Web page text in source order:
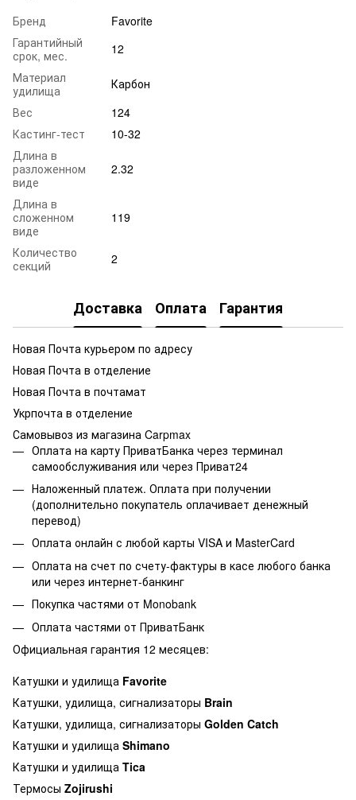
Бренд
Favorite
Гарантийный
срок, мес.
12
Материал
удилища
Карбон
Вес
124
Кастинг-тест
10-32
Длина в
разложенном
виде
2.32
Длина в
сложенном
виде
119
Количество
секций
2
Доставка Оплата Гарантия
Новая Почта курьером по адресу
Новая Почта в отделение
Новая Почта в почтамат
Укрпочта в отделение
Самовывоз из магазина Carpmax
Оплата на карту ПриватБанка через терминал
самообслуживания или через Приват24
Наложенный платеж. Оплата при получении
(дополнительно покупатель оплачивает денежный
перевод)
Оплата онлайн с любой карты VISA и MasterCard
Оплата на счет по счету-фактуры в касе любого банка
или через интернет-банкинг
Покупка частями от Monobank
Оплата частями от ПриватБанк
Официальная гарантия 12 месяцев:
Катушки и удилища Favorite
Катушки, удилища, сигнализаторы Brain
Катушки, удилища, сигнализаторы Golden Catch
Катушки и удилища Shimano
Катушки и удилища Tica
Термосы Zojirushi